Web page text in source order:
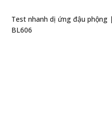
Test nhanh dị ứng đậu phộng
BL606